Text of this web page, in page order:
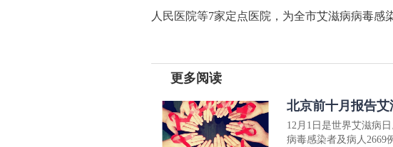
人民医院等7家定点医院，为全市艾滋病病毒感
更多阅读
北京前十月报告艾
12月1日是世界艾滋病
病毒感染者及病人2669